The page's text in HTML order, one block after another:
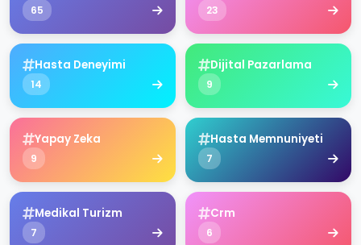
65 23
Hasta Deneyimi
14
Dijital Pazarlama
9
Yapay Zeka
9
Hasta Memnuniyeti
7
Medikal Turizm
7
Crm
6